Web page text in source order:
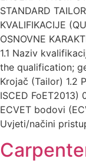
STANDARD
KVALIFIKACIJE
OSNOVNE
1.1 Naziv
the qualification;
Krojač (Tailor) 1.2
ISCED
ECVET bodovi
Uvjeti/načini